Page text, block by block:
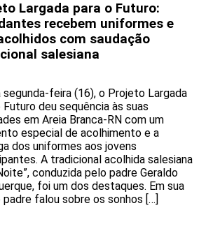
Largada para o Futuro:
recebem uniformes e
com saudação
salesiana
segunda-feira (16), o Projeto Largada
Futuro deu sequência às suas
em Areia Branca-RN com um
especial de acolhimento e a
dos uniformes aos jovens
A tradicional acolhida salesiana
conduzida pelo padre Geraldo
foi um dos destaques. Em sua
padre falou sobre os sonhos […]